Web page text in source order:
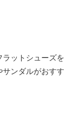
ットシューズを
ンダルがおすす